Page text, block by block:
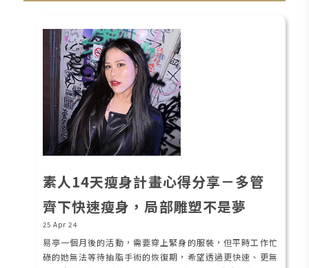
素人14天瘦身計畫心得分享－多管
齊下快速瘦身，局部雕塑不是夢
25 Apr 24
易亭一個月後的活動，需要穿上緊身的服裝，但平時工作忙
碌的她無法等待抽脂手術的恢復期，希望透過更快速、更無